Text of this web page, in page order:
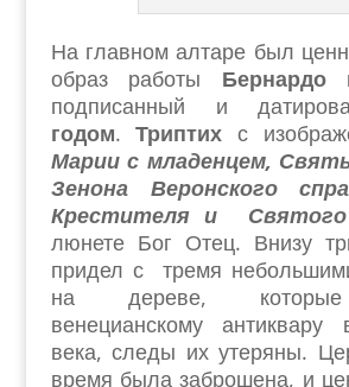
На главном алтаре был
образ работы Бернардо
подписанный и
годом.Триптих с
Марии с младенцем,
Зенона Веронского
Крестителя и Святого
люнете Бог Отец. Внизу
придел с тремя
на дереве,
венецианскому
века, следы их утеряны.
время была заброшена, и